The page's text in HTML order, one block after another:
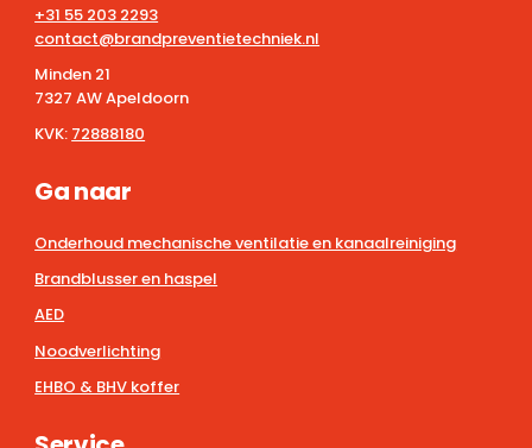
+31 55 203 2293
contact@brandpreventietechniek.nl
Minden 21
7327 AW Apeldoorn
KVK: 72888180
Ga naar
Onderhoud mechanische ventilatie en kanaalreiniging
Brandblusser en haspel
AED
Noodverlichting
EHBO & BHV koffer